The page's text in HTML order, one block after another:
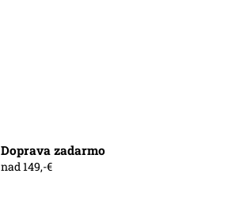
Doprava zadarmo
nad 149,-€